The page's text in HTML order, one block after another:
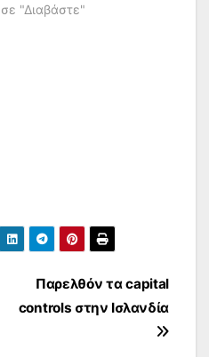
σε "Διαβάστε"
Παρελθόν τα capital
controls στην Ισλανδία